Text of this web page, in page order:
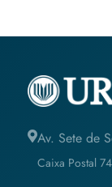
Av. Sete de
Caixa Postal